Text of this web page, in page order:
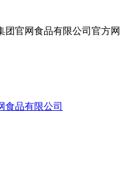
团官网食品有限公司官方网